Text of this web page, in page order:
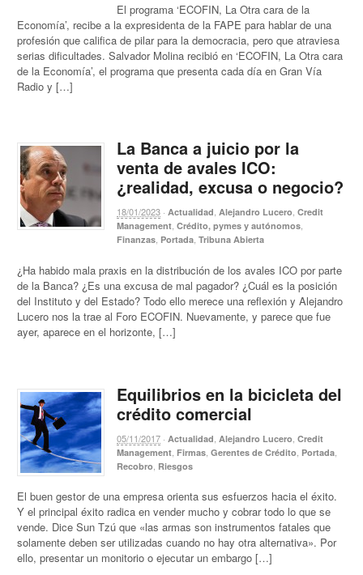
El programa ‘ECOFIN, La Otra cara de la
Economía’, recibe a la expresidenta de la FAPE para hablar de una
profesión que califica de pilar para la democracia, pero que atraviesa
serias dificultades. Salvador Molina recibió en ‘ECOFIN, La Otra cara
de la Economía’, el programa que presenta cada día en Gran Vía
Radio y […]
La Banca a juicio por la
venta de avales ICO:
¿realidad, excusa o negocio?
18/01/2023 ·Actualidad,Alejandro Lucero,Credit
Management,Crédito, pymes y autónomos,
Finanzas, Portada,Tribuna Abierta
¿Ha habido mala praxis en la distribución de los avales ICO por parte
de la Banca? ¿Es una excusa de mal pagador? ¿Cuál es la posición
del Instituto y del Estado? Todo ello merece una reflexión y Alejandro
Lucero nos la trae al Foro ECOFIN. Nuevamente, y parece que fue
ayer, aparece en el horizonte, […]
Equilibrios en la bicicleta del
crédito comercial
05/11/2017 · Actualidad Alejandro Lucero ,Credit
Management Firmas ,Gerentes de Crédito Portada
Recobro Riesgos
El buen gestor de una empresa orienta sus esfuerzos hacia el éxito.
Y el principal éxito radica en vender mucho y cobrar todo lo que se
vende. Dice Sun Tzú que «las armas son instrumentos fatales que
solamente deben ser utilizadas cuando no hay otra alternativa». Por
ello, presentar un monitorio o ejecutar un embargo […]